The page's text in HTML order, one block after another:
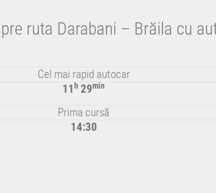
ruta Darabani – Brăila cu
Cel mai rapid autocar
11h 29min
Prima cursă
14:30